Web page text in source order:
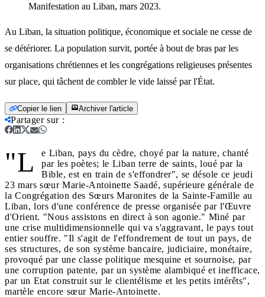
Manifestation au Liban, mars 2023.
Au Liban, la situation politique, économique et sociale ne cesse de
se détériorer. La population survit, portée à bout de bras par les
organisations chrétiennes et les congrégations religieuses présentes
sur place, qui tâchent de combler le vide laissé par l'État.
Copier le lien Archiver l'article
Partager sur:
"L
e Liban, pays du cèdre, choyé par la nature, chanté
par les poètes; le Liban terre de saints, loué par la
Bible, est en train de s'effondrer", se désole ce jeudi
23 mars sœur Marie-Antoinette Saadé, supérieure générale de
la Congrégation des Sœurs Maronites de la Sainte-Famille au
Liban, lors d'une conférence de presse organisée par l'Œuvre
d'Orient. "Nous assistons en direct à son agonie." Miné par
une crise multidimensionnelle qui va s'aggravant, le pays tout
entier souffre. "Il s'agit de l'effondrement de tout un pays, de
ses structures, de son système bancaire, judiciaire, monétaire,
provoqué par une classe politique mesquine et sournoise, par
une corruption patente, par un système alambiqué et inefficace,
par un Etat construit sur le clientélisme et les petits intérêts",
martèle encore sœur Marie-Antoinette.